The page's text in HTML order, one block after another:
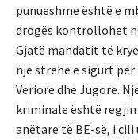
punueshme është e
drogës kontrollohet
Gjatë mandatit të
një strehë e sigurt
Veriore dhe Jugore.
kriminale është
anëtare të BE-së, i